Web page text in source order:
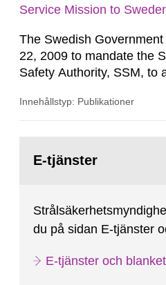
Service Mission to
The Swedish
22, 2009 to mandate the
Safety Authority, SSM, to
areas of supervision, an
February 25, 2009, SSM
to the IAEA for an IRRS
Innehållstyp: Publikationer
sida:E-tjänster
du på sidan E-tjänster
E-tjänster och